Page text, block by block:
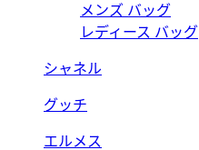
メンズ バッグ
レディース バッグ
シャネル
グッチ
エルメス